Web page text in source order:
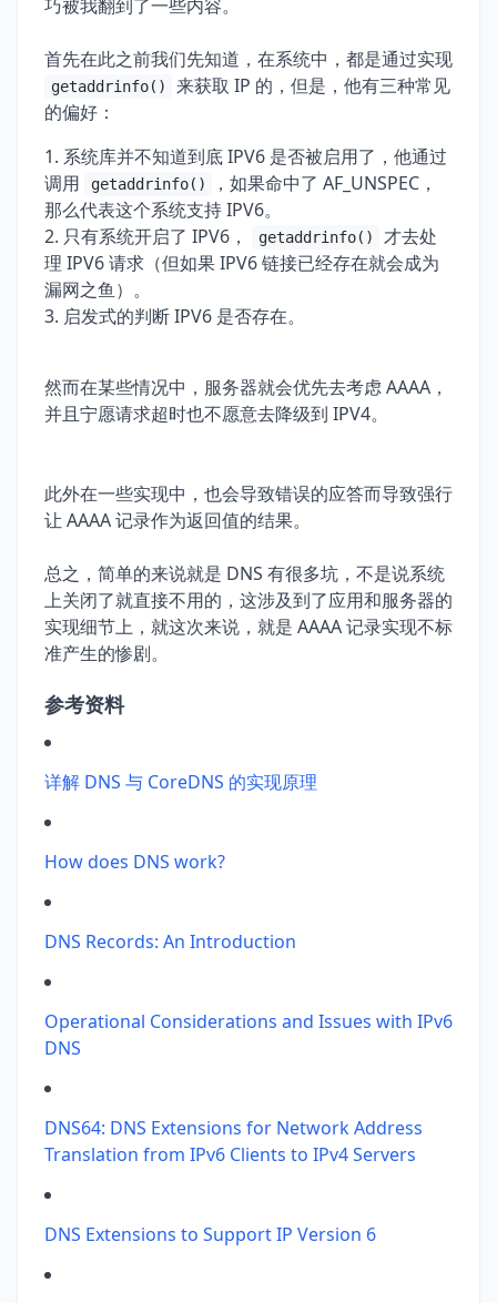
巧被我翻到了一些内容。
首先在此之前我们先知道，在系统中，都是通过实现
getaddrinfo()
来获取 IP 的，但是，他有三种常见
的偏好：
系统库并不知道到底 IPV6 是否被启用了，他通过
调用
getaddrinfo()
，如果命中了 AF_UNSPEC，
那么代表这个系统支持 IPV6。
只有系统开启了 IPV6，
getaddrinfo()
才去处
理 IPV6 请求（但如果 IPV6 链接已经存在就会成为
漏网之鱼）。
启发式的判断 IPV6 是否存在。
然而在某些情况中，服务器就会优先去考虑 AAAA，
并且宁愿请求超时也不愿意去降级到 IPV4。
此外在一些实现中，也会导致错误的应答而导致强行
让 AAAA 记录作为返回值的结果。
总之，简单的来说就是 DNS 有很多坑，不是说系统
上关闭了就直接不用的，这涉及到了应用和服务器的
实现细节上，就这次来说，就是 AAAA 记录实现不标
准产生的惨剧。
参考资料
详解 DNS 与 CoreDNS 的实现原理
How does DNS work?
DNS Records: An Introduction
Operational Considerations and Issues with IPv6
DNS
DNS64: DNS Extensions for Network Address
Translation from IPv6 Clients to IPv4 Servers
DNS Extensions to Support IP Version 6